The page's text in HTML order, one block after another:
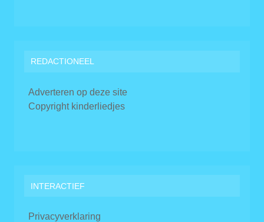
REDACTIONEEL
Adverteren op deze site
Copyright kinderliedjes
INTERACTIEF
Privacyverklaring